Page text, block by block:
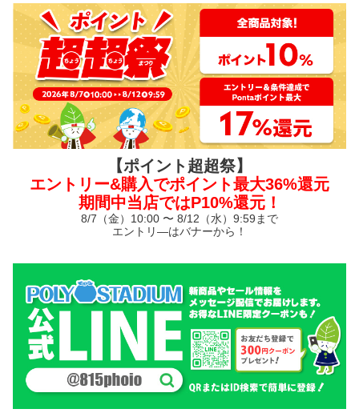
【ポイント超超祭】
エントリー&購入でポイント最大36%還元
期間中当店ではP10%還元！
8/7（金）10:00 〜 8/12（水）9:59まで
エントリ—はバナーから！